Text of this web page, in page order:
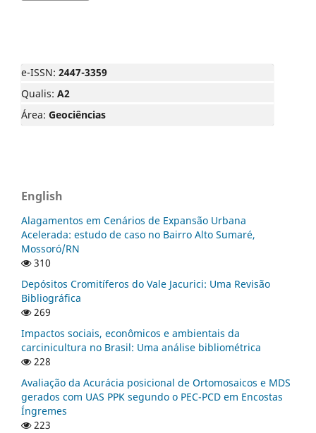
e-ISSN: 2447-3359
Qualis: A2
Área: Geociências
English
Alagamentos em Cenários de Expansão Urbana
Acelerada: estudo de caso no Bairro Alto Sumaré,
Mossoró/RN
310
Depósitos Cromitíferos do Vale Jacurici: Uma Revisão
Bibliográfica
269
Impactos sociais, econômicos e ambientais da
carcinicultura no Brasil: Uma análise bibliométrica
228
Avaliação da Acurácia posicional de Ortomosaicos e MDS
gerados com UAS PPK segundo o PEC-PCD em Encostas
Íngremes
223